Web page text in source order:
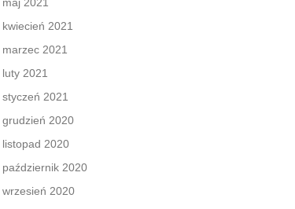
kwiecień 2021
marzec 2021
luty 2021
styczeń 2021
grudzień 2020
listopad 2020
październik 2020
wrzesień 2020